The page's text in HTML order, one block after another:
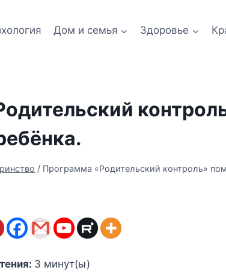
Дом и семья Здоровье
/ Программа «Родительский контроль»
3 минут(ы)